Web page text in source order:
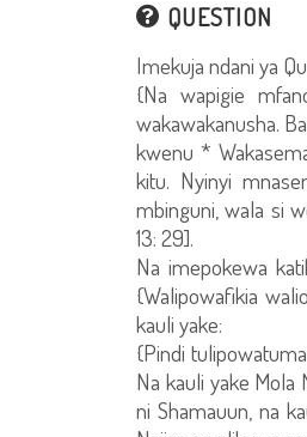
QUESTION
Imekuja ndani ya
{Na wapigie
wakawakanusha.
kwenu *
kitu. Nyinyi
mbinguni, wala si
13: 29].
Na imepokewa
{Walipowafikia
kauli yake:
{Pindi
Na kauli yake Mola
ni Shamauun, na